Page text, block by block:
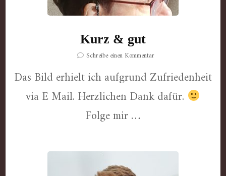
Kurz & gut
Schreibe einen Kommentarzu
&
gut
Das Bild erhielt ich aufgrund Zufriedenheit
via E Mail. Herzlichen Dank dafür.
Folge mir …